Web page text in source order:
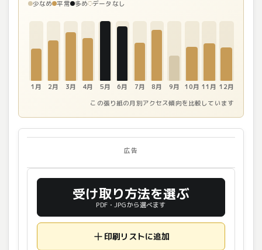
少なめ 平常 多め データなし
1月 2月 3月 4月 5月 6月 7月 8月 9月 10月 11月 12月
この張り紙の月別アクセス傾向を比較しています
広告
受け取り方法を選ぶ
PDF・JPGから選べます
印刷リストに追加